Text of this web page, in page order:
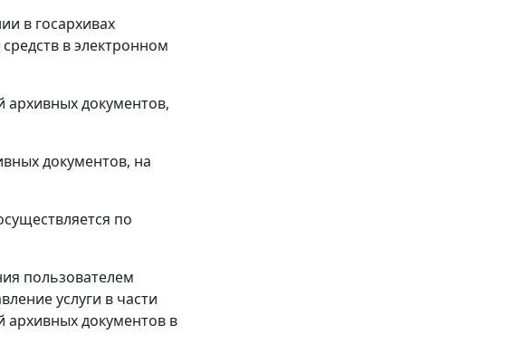
в госархивах
в электронном
архивных документов,
документов, на
по
пользователем
услуги в части
архивных документов в